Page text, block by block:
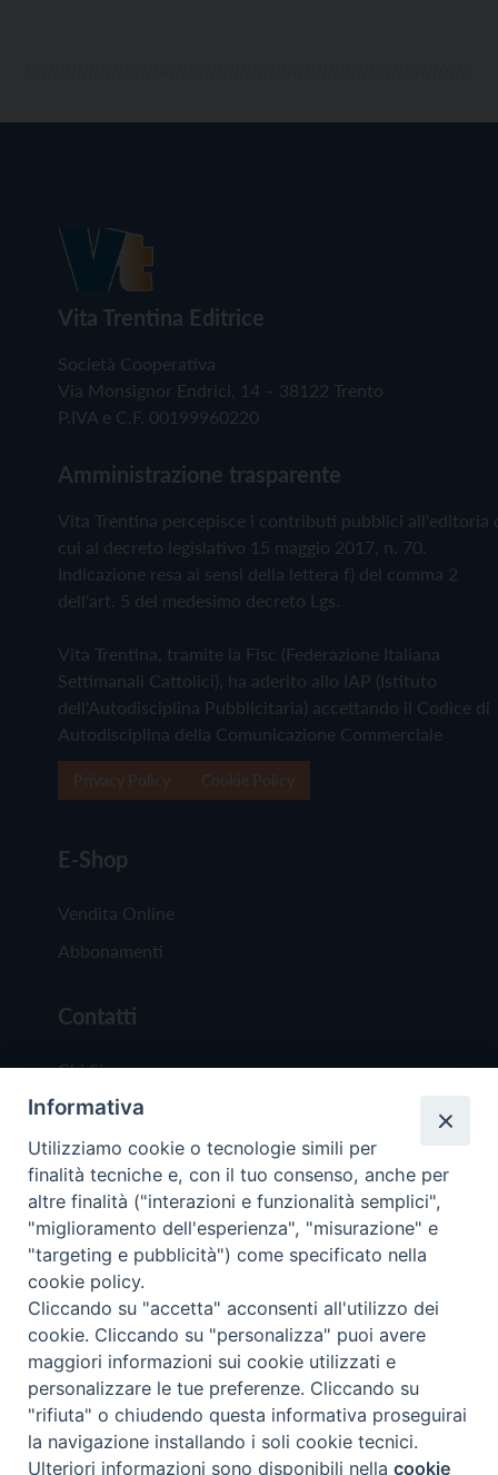
Vita Trentina Editrice
Società Cooperativa
Via Monsignor Endrici, 14 – 38122 Trento
P.IVA e C.F. 00199960220
Amministrazione trasparente
Vita Trentina percepisce i contributi pubblici all'editoria
cui al decreto legislativo 15 maggio 2017, n. 70.
Indicazione resa ai sensi della lettera f) del comma 2
dell'art. 5 del medesimo decreto Lgs.
Vita Trentina, tramite la Fisc (Federazione Italiana
Settimanali Cattolici), ha aderito allo IAP (Istituto
dell'Autodisciplina Pubblicitaria) accettando il Codice di
Autodisciplina della Comunicazione Commerciale
E-Shop
Vendita Online
Abbonamenti
Contatti
Chi Siamo
Redazione
Scrivici
Copyright © 2019 - Tutti i diritti riservati - Vita
Trentina Editrice
Privacy Policy
Torna
Informativa
Utilizziamo cookie o tecnologie simili per
finalità tecniche e, con il tuo consenso, anche per
altre finalità ("interazioni e funzionalità semplici",
"miglioramento dell'esperienza", "misurazione" e
"targeting e pubblicità") come specificato nella
cookie policy.
Cliccando su "accetta" acconsenti all'utilizzo dei
cookie. Cliccando su "personalizza" puoi avere
maggiori informazioni sui cookie utilizzati e
personalizzare le tue preferenze. Cliccando su
"rifiuta" o chiudendo questa informativa proseguirai
la navigazione installando i soli cookie tecnici.
Ulteriori informazioni sono disponibili nellacookie